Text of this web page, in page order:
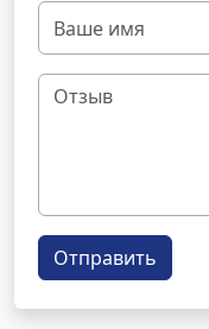
Отправить